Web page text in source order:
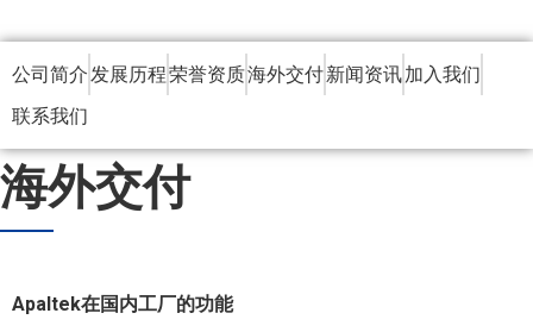
公司简介发展历程荣誉资质海外交付新闻资讯加入我们
联系我们
海外交付
Apaltek在国内工厂的功能